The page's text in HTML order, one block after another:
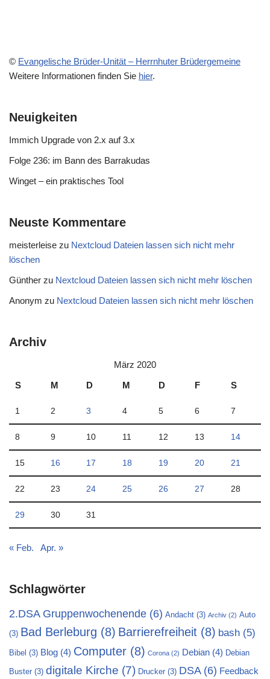
© Evangelische Brüder-Unität – Herrnhuter Brüdergemeine
Weitere Informationen finden Sie hier.
Neuigkeiten
Immich Upgrade von 2.x auf 3.x
Folge 236: im Bann des Barrakudas
Winget – ein praktisches Tool
Neuste Kommentare
meisterleise zu Nextcloud Dateien lassen sich nicht mehr
löschen
Günther zu Nextcloud Dateien lassen sich nicht mehr löschen
Anonym zu Nextcloud Dateien lassen sich nicht mehr löschen
Archiv
März 2020
S
M D M D F S
1 2 3 4 5 6 7
8 9 10 11 12 13 14
15 16 17 18 19 20 21
22 23 24 25 26 27 28
29 30 31
« Feb. Apr. »
Schlagwörter
2.DSA Gruppenwochenende (6) Andacht (3) Archiv (2) Auto
(3) Bad Berleburg (8) Barrierefreiheit (8) bash (5)
Bibel (3) Blog (4) Computer (8) Corona (2) Debian (4) Debian
Buster (3) digitale Kirche (7) Drucker (3) DSA(6) Feedback